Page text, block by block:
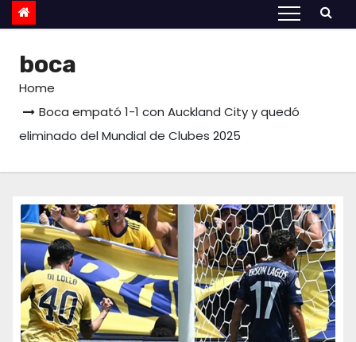
boca
Home
Boca empató 1-1 con Auckland City y quedó
eliminado del Mundial de Clubes 2025